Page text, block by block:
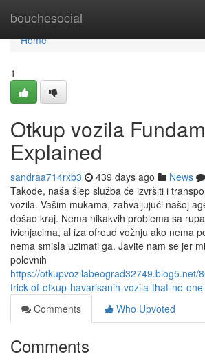
bouchesocial
Home
Home
1
Otkup vozila
Explained
sandraa714rxb3 439 days ago News
Takođe, naša šlep služba će izvršiti i
vozila. Vašim mukama, zahvaljujući našoj
došao kraj. Nema nikakvih problema sa
ivicnjacima, al iza ofroud vožnju ako nema
nema smisla uzimati ga. Javite nam se jer
polovnih
https://otkupvozilabeograd32749.blog5.net/
trick-of-otkup-havarisanih-vozila-that-no-
Comments
Who Upvoted
Comments